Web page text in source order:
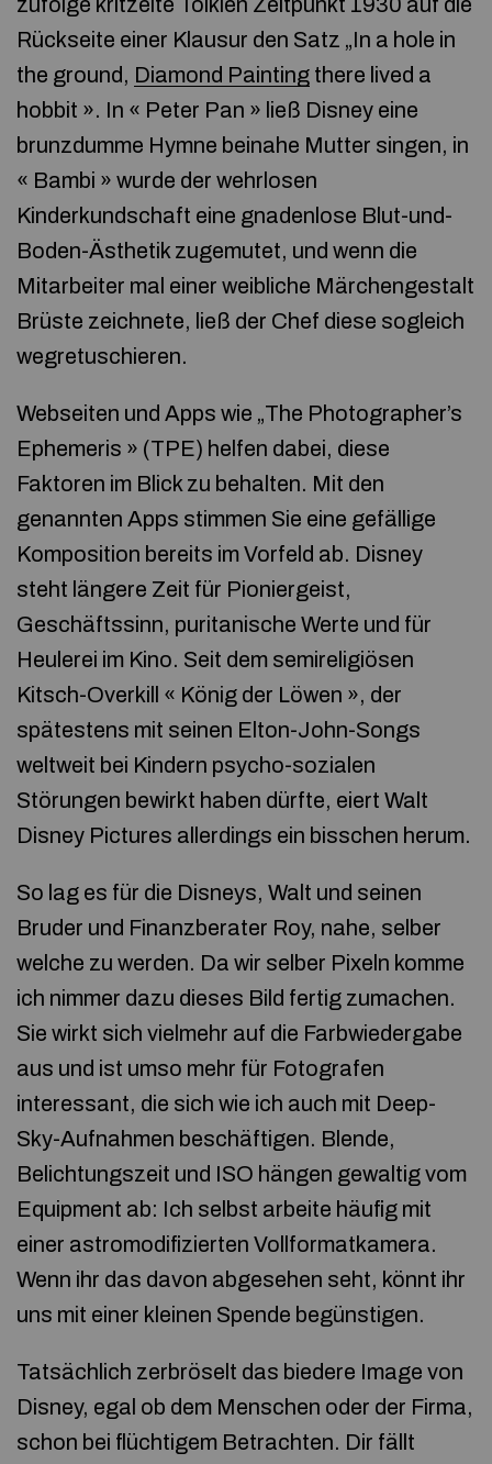
Rückseite einer Klausur den Satz „In a hole in
the ground, Diamond Painting there lived a
hobbit ». In « Peter Pan » ließ Disney eine
brunzdumme Hymne beinahe Mutter singen, in
« Bambi » wurde der wehrlosen
Kinderkundschaft eine gnadenlose Blut-und-
Boden-Ästhetik zugemutet, und wenn die
Mitarbeiter mal einer weibliche Märchengestalt
Brüste zeichnete, ließ der Chef diese sogleich
wegretuschieren.
Webseiten und Apps wie „The Photographer’s
Ephemeris » (TPE) helfen dabei, diese
Faktoren im Blick zu behalten. Mit den
genannten Apps stimmen Sie eine gefällige
Komposition bereits im Vorfeld ab. Disney
steht längere Zeit für Pioniergeist,
Geschäftssinn, puritanische Werte und für
Heulerei im Kino. Seit dem semireligiösen
Kitsch-Overkill « König der Löwen », der
spätestens mit seinen Elton-John-Songs
weltweit bei Kindern psycho-sozialen
Störungen bewirkt haben dürfte, eiert Walt
Disney Pictures allerdings ein bisschen herum.
So lag es für die Disneys, Walt und seinen
Bruder und Finanzberater Roy, nahe, selber
welche zu werden. Da wir selber Pixeln komme
ich nimmer dazu dieses Bild fertig zumachen.
Sie wirkt sich vielmehr auf die Farbwiedergabe
aus und ist umso mehr für Fotografen
interessant, die sich wie ich auch mit Deep-
Sky-Aufnahmen beschäftigen. Blende,
Belichtungszeit und ISO hängen gewaltig vom
Equipment ab: Ich selbst arbeite häufig mit
einer astromodifizierten Vollformatkamera.
Wenn ihr das davon abgesehen seht, könnt ihr
uns mit einer kleinen Spende begünstigen.
Tatsächlich zerbröselt das biedere Image von
Disney, egal ob dem Menschen oder der Firma,
schon bei flüchtigem Betrachten. Dir fällt